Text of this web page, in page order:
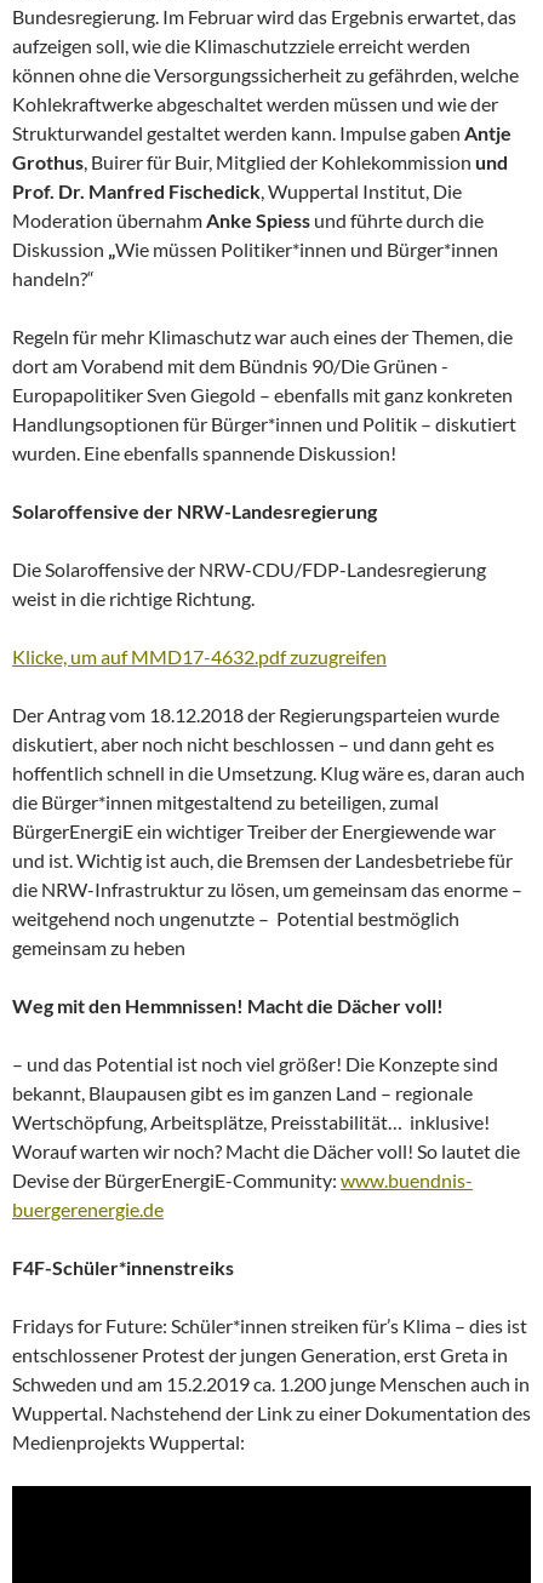
Bundesregierung. Im Februar wird das Ergebnis erwartet, das
aufzeigen soll, wie die Klimaschutzziele erreicht werden
können ohne die Versorgungssicherheit zu gefährden, welche
Kohlekraftwerke abgeschaltet werden müssen und wie der
Strukturwandel gestaltet werden kann. Impulse gaben Antje
Grothus, Buirer für Buir, Mitglied der Kohlekommission und
Prof. Dr. Manfred Fischedick, Wuppertal Institut, Die
Moderation übernahmAnke Spiess und führte durch die
Diskussion „Wie müssen Politiker*innen und Bürger*innen
handeln?“
Regeln für mehr Klimaschutz war auch eines der Themen, die
dort am Vorabend mit dem Bündnis 90/Die Grünen -
Europapolitiker Sven Giegold – ebenfalls mit ganz konkreten
Handlungsoptionen für Bürger*innen und Politik – diskutiert
wurden. Eine ebenfalls spannende Diskussion!
Solaroffensive der NRW-Landesregierung
Die Solaroffensive der NRW-CDU/FDP-Landesregierung
weist in die richtige Richtung.
Klicke, um auf MMD17-4632.pdf zuzugreifen
Der Antrag vom 18.12.2018 der Regierungsparteien wurde
diskutiert, aber noch nicht beschlossen – und dann geht es
hoffentlich schnell in die Umsetzung. Klug wäre es, daran auch
die Bürger*innen mitgestaltend zu beteiligen, zumal
BürgerEnergiE ein wichtiger Treiber der Energiewende war
und ist. Wichtig ist auch, die Bremsen der Landesbetriebe für
die NRW-Infrastruktur zu lösen, um gemeinsam das enorme –
weitgehend noch ungenutzte – Potential bestmöglich
gemeinsam zu heben
Weg mit den Hemmnissen! Macht die Dächer voll!
– und das Potential ist noch viel größer! Die Konzepte sind
bekannt, Blaupausen gibt es im ganzen Land – regionale
Wertschöpfung, Arbeitsplätze, Preisstabilität… inklusive!
Worauf warten wir noch? Macht die Dächer voll! So lautet die
Devise der BürgerEnergiE-Community: www.buendnis-
buergerenergie.de
F4F-Schüler*innenstreiks
Fridays for Future: Schüler*innen streiken für’s Klima – dies ist
entschlossener Protest der jungen Generation, erst Greta in
Schweden und am 15.2.2019 ca. 1.200 junge Menschen auch in
Wuppertal. Nachstehend der Link zu einer Dokumentation des
Medienprojekts Wuppertal: